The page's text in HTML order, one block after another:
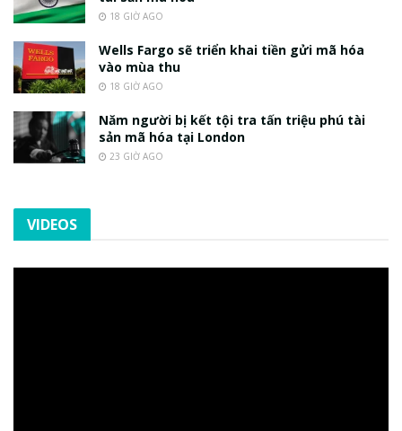
18 GIỜ AGO
Wells Fargo sẽ triển khai tiền gửi mã hóa
vào mùa thu
18 GIỜ AGO
Năm người bị kết tội tra tấn triệu phú tài
sản mã hóa tại London
23 GIỜ AGO
VIDEOS